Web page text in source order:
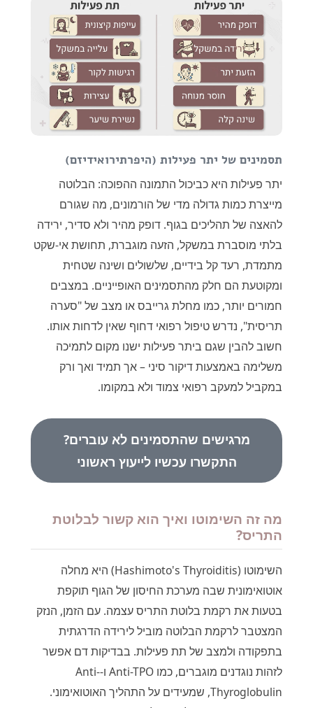
תסמינים של יתר פעילות (היפרתירואידיזם)
יתר פעילות היא כביכול התמונה ההפוכה: הבלוטה
מייצרת כמות גדולה מדי של הורמונים, מה שגורם
להאצה של תהליכים בגוף. דופק מהיר ולא סדיר, ירידה
בלתי מוסברת במשקל, הזעה מוגברת, תחושת אי-שקט
מתמדת, רעד קל בידיים, שלשולים ושינה שטחית
ומקוטעת הם חלק מהתסמינים האופייניים. במצבים
חמורים יותר, כמו מחלת גרייבס או מצב של "סערה
תריסית", נדרש טיפול רפואי דחוף שאין לדחות אותו.
חשוב להבין שגם ביתר פעילות ישנו מקום לתמיכה
משלימה באמצעות דיקור סיני – אך תמיד ואך ורק
במקביל למעקב רפואי צמוד ולא במקומו.
מרגישים שהתסמינים לא עוברים?
התקשרו עכשיו לייעוץ ראשוני
מה זה השימוטו ואיך הוא קשור לבלוטת
התריס?
השימוטו (Hashimoto's Thyroiditis) היא מחלה
אוטואימונית שבה מערכת החיסון של הגוף תוקפת
בטעות את רקמת בלוטת התריס עצמה. עם הזמן, הנזק
המצטבר לרקמת הבלוטה מוביל לירידה הדרגתית
בתפקודה ולמצב של תת פעילות. בבדיקות דם אפשר
לזהות נוגדנים מוגברים, כמו Anti-TPO ו-Anti-
Thyroglobulin, שמעידים על התהליך האוטואימוני.